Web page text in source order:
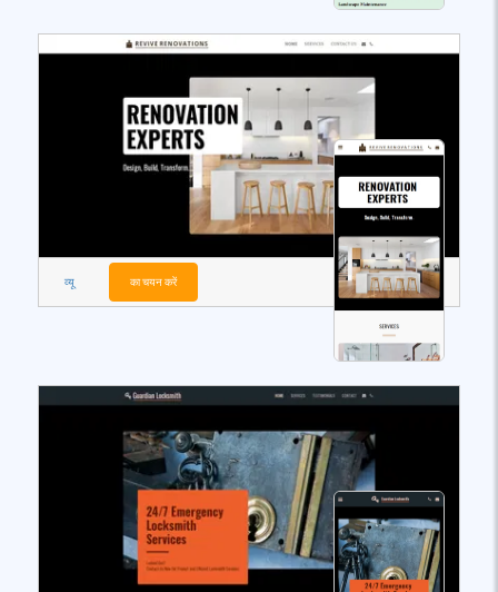
व्यू का चयन करें